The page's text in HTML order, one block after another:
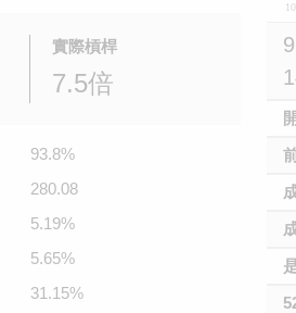
實際槓桿
7.5倍
93.8%
280.08
5.19%
5.65%
31.15%